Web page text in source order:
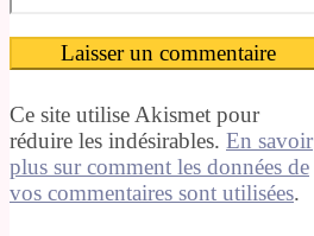
Ce site utilise Akismet pour
réduire les indésirables. En savoir
plus sur comment les données de
vos commentaires sont utilisées.